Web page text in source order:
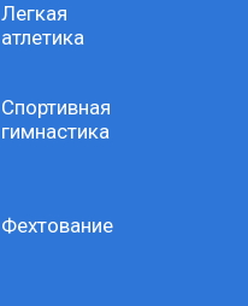
Легкая
атлетика
Спортивная
гимнастика
Фехтование